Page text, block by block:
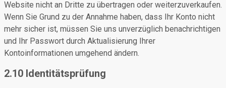
Website nicht an Dritte zu übertragen oder weiterzuverkaufen.
Wenn Sie Grund zu der Annahme haben, dass Ihr Konto nicht
mehr sicher ist, müssen Sie uns unverzüglich benachrichtigen
und Ihr Passwort durch Aktualisierung Ihrer
Kontoinformationen umgehend ändern.
2.10 Identitätsprüfung